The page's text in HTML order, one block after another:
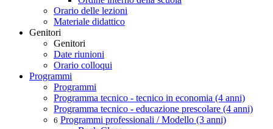
Orario delle lezioni
Materiale didattico
Genitori
Genitori
Date riunioni
Orario colloqui
Programmi
Programmi
Programma tecnico - tecnico in economia (4 anni)
Programma tecnico - educazione prescolare (4 anni)
6 Programmi professionali / Modello (3 anni)